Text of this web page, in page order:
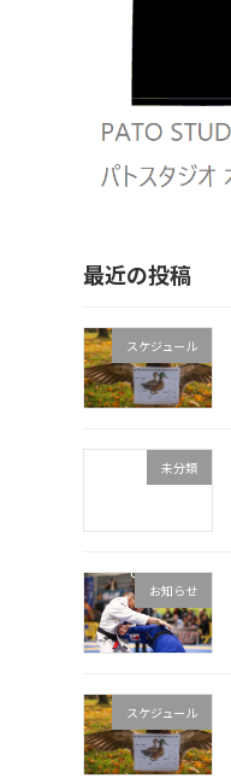
最近の投稿
スケジュール
未分類
お知らせ
スケジュール